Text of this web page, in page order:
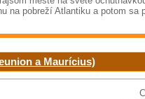
na pobreží Atlantiku a potom sa
a Maurícius)